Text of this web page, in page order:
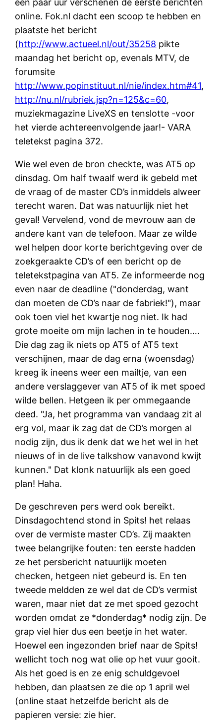
online. Fok.nl dacht een scoop te hebben en
plaatste het bericht
(http://www.actueel.nl/out/35258 pikte
maandag het bericht op, evenals MTV, de
forumsite
http://www.popinstituut.nl/nie/index.htm#41,
http://nu.nl/rubriek.jsp?n=125&c=60,
muziekmagazine LiveXS en tenslotte -voor
het vierde achtereenvolgende jaar!- VARA
teletekst pagina 372.
Wie wel even de bron checkte, was AT5 op
dinsdag. Om half twaalf werd ik gebeld met
de vraag of de master CD’s inmiddels alweer
terecht waren. Dat was natuurlijk niet het
geval! Vervelend, vond de mevrouw aan de
andere kant van de telefoon. Maar ze wilde
wel helpen door korte berichtgeving over de
zoekgeraakte CD’s of een bericht op de
teletekstpagina van AT5. Ze informeerde nog
even naar de deadline ("donderdag, want
dan moeten de CD’s naar de fabriek!"), maar
ook toen viel het kwartje nog niet. Ik had
grote moeite om mijn lachen in te houden….
Die dag zag ik niets op AT5 of AT5 text
verschijnen, maar de dag erna (woensdag)
kreeg ik ineens weer een mailtje, van een
andere verslaggever van AT5 of ik met spoed
wilde bellen. Hetgeen ik per ommegaande
deed. "Ja, het programma van vandaag zit al
erg vol, maar ik zag dat de CD’s morgen al
nodig zijn, dus ik denk dat we het wel in het
nieuws of in de live talkshow vanavond kwijt
kunnen." Dat klonk natuurlijk als een goed
plan! Haha.
De geschreven pers werd ook bereikt.
Dinsdagochtend stond in Spits! het relaas
over de vermiste master CD’s. Zij maakten
twee belangrijke fouten: ten eerste hadden
ze het persbericht natuurlijk moeten
checken, hetgeen niet gebeurd is. En ten
tweede meldden ze wel dat de CD’s vermist
waren, maar niet dat ze met spoed gezocht
worden omdat ze *donderdag* nodig zijn. De
grap viel hier dus een beetje in het water.
Hoewel een ingezonden brief naar de Spits!
wellicht toch nog wat olie op het vuur gooit.
Als het goed is en ze enig schuldgevoel
hebben, dan plaatsen ze die op 1 april wel
(online staat hetzelfde bericht als de
papieren versie: zie hier.